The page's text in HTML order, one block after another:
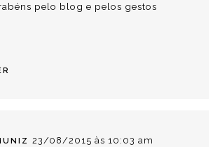
pelo blog e pelos gestos
23/08/2015 às 10:03 am